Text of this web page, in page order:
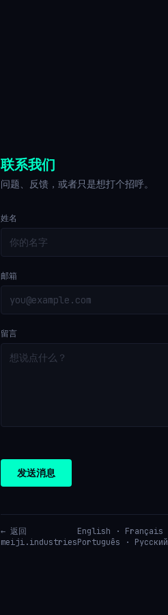
联系我们
问题、反馈，或者只是想打个招呼。
姓名
邮箱
留言
发送消息
← 返回
meiji.industries
English · Français
Português · Русский